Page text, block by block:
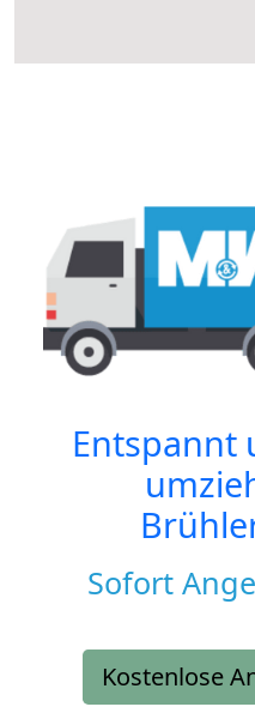
Entspannt
Sofort
Kostenlose